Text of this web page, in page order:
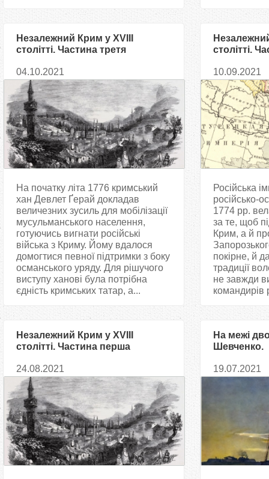
Незалежний Крим у XVIII
столітті. Частина третя
04.10.2021
На початку літа 1776 кримський
хан Девлет Ґерай докладав
величезних зусиль для мобілізації
мусульманського населення,
готуючись вигнати російські
війська з Криму. Йому вдалося
домогтися певної підтримки з боку
османського уряду. Для рішучого
виступу ханові була потрібна
єдність кримських татар, а...
столітті.
10.09.2021
Російська
російсько-
1774 рр.
за те, щоб
Крим, а й
покірне, й
традиції
не завжди
командирів
Незалежний Крим у XVIII
столітті. Частина перша
24.08.2021
На межі
Шевченко.
19.07.2021